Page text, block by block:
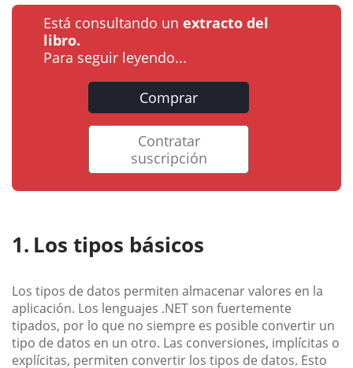
Está consultando un extracto del
libro.
Para seguir leyendo...
Comprar
Contratar
suscripción
Los tipos básicos
Los tipos de datos permiten almacenar valores en la
aplicación. Los lenguajes .NET son fuertemente
tipados, por lo que no siempre es posible convertir un
tipo de datos en un otro. Las conversiones, implícitas o
explícitas, permiten convertir los tipos de datos. Esto